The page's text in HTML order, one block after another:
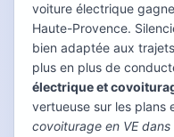
voiture électrique
Haute-Provence.
bien adaptée aux
plus en plus de
électrique et
vertueuse sur les plans
covoiturage en VE dans